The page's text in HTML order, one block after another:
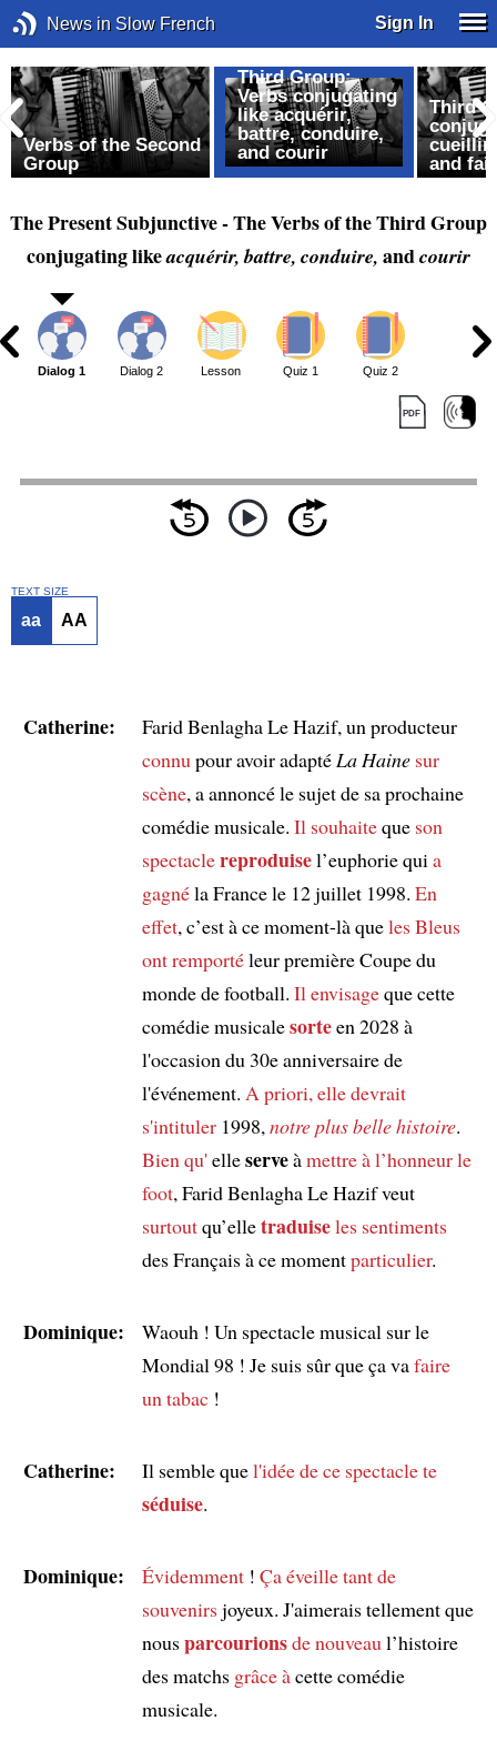
News in Slow French Sign In
Verbs of the Second
Group
Third Group:
Verbs conjugating
like acquérir,
battre, conduire,
and courir
Third
and
The Present Subjunctive - The Verbs of the Third Group
conjugating likeacquérir, battre, conduire, andcourir
Dialog 1 Dialog 2 Lesson Quiz 1 Quiz 2
TEXT SIZE
aa AA
Catherine:
Farid Benlagha Le Hazif, un producteur
connu pour avoir adapté La Haine sur
scène, a annoncé le sujet de sa prochaine
comédie musicale. Il souhaiteque son
spectaclereproduisel’euphorie qui a
gagnéla France le 12 juillet 1998. En
effet, c’est à ce moment-là queles Bleus
ont remportéleur première Coupe du
monde de football. Il envisageque cette
comédie musicalesorteen 2028 à
l'occasion du 30e anniversaire de
l'événement. A priori, elle devrait
s'intituler1998, notre plus belle histoire.
Bien qu'elleserveàmettre à l’honneurle
foot, Farid Benlagha Le Hazif veut
surtoutqu’elletraduiseles sentiments
des Français à ce momentparticulier.
Dominique:
Waouh ! Un spectacle musical sur le
Mondial 98 ! Je suis sûr que ça vafaire
un tabac!
Catherine: Il semble quel'idée de ce spectacle te
séduise.
Dominique: Évidemment! Ça éveilletant de
souvenirsjoyeux. J'aimerais tellement que
nousparcourionsde nouveau l’histoire
des matchs grâce àcette comédie
musicale.